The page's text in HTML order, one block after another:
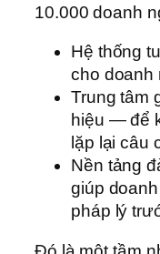
10.000 doanh
Hệ thống
cho doanh
Trung tâm
hiệu — để
lặp lại câu
Nền tảng
giúp
pháp lý